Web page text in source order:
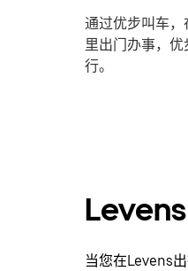
通过优步叫车
里出门办事，
行。
当您在Levens